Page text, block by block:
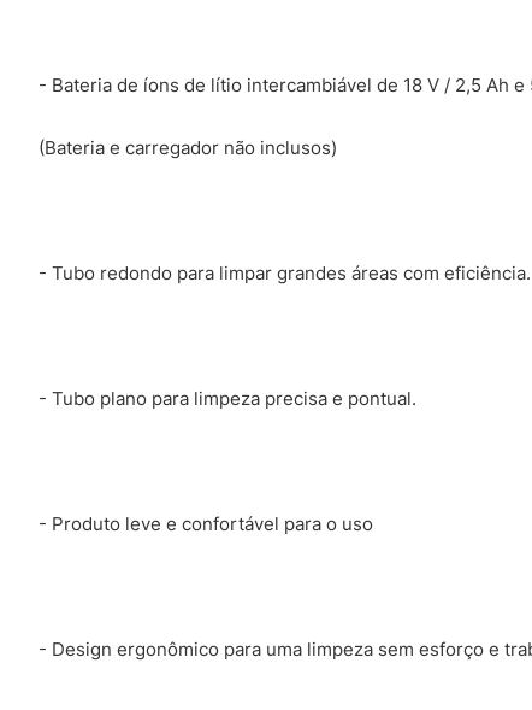
- Bateria de íons de lítio intercambiável de 18 V / 2,5 Ah e
(Bateria e carregador não inclusos)
- Tubo redondo para limpar grandes áreas com eficiência.
- Tubo plano para limpeza precisa e pontual.
- Produto leve e confortável para o uso
- Design ergonômico para uma limpeza sem esforço e